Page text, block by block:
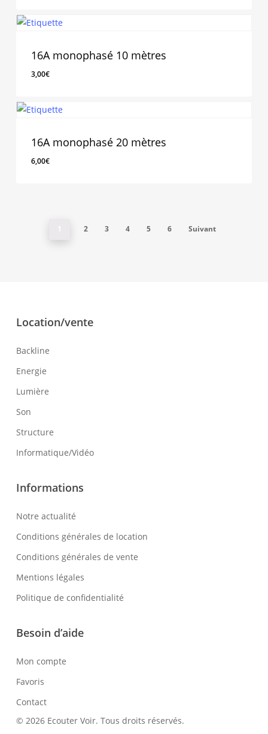
16A monophasé 10 mètres
3,00€
16A monophasé 20 mètres
6,00€
2 3 4 5 6 Suivant
Location/vente
Backline
Energie
Lumière
Son
Structure
Informatique/Vidéo
Informations
Notre actualité
Conditions générales de location
Conditions générales de vente
Mentions légales
Politique de confidentialité
Besoin d’aide
Mon compte
Favoris
Contact
© 2026 Ecouter Voir. Tous droits réservés.